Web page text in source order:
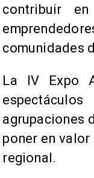
contribuir
comunidades
La IV Expo
agrupaciones
poner en
regional.